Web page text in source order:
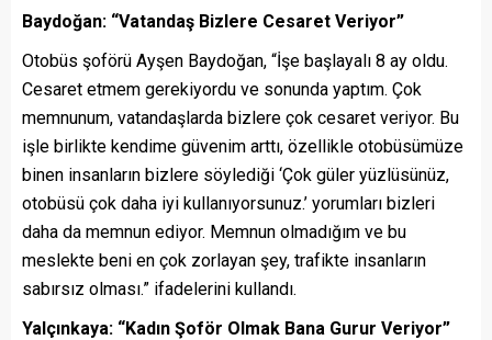
Baydoğan: “Vatandaş Bizlere Cesaret Veriyor”
Otobüs şoförü Ayşen Baydoğan, “İşe başlayalı 8 ay oldu.
Cesaret etmem gerekiyordu ve sonunda yaptım. Çok
memnunum, vatandaşlarda bizlere çok cesaret veriyor. Bu
işle birlikte kendime güvenim arttı, özellikle otobüsümüze
binen insanların bizlere söylediği ‘Çok güler yüzlüsünüz,
otobüsü çok daha iyi kullanıyorsunuz.’ yorumları bizleri
daha da memnun ediyor. Memnun olmadığım ve bu
meslekte beni en çok zorlayan şey, trafikte insanların
sabırsız olması.” ifadelerini kullandı.
Yalçınkaya: “Kadın Şoför Olmak Bana Gurur Veriyor”